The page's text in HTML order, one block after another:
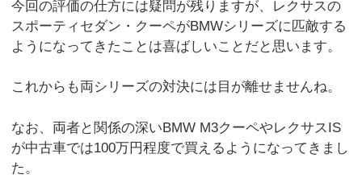
今回の評価の仕方には疑問が残りますが、レクサスの
スポーティセダン・クーペがBMWシリーズに匹敵する
ようになってきたことは喜ばしいことだと思います。
これからも両シリーズの対決には目が離せませんね。
なお、両者と関係の深いBMW M3クーペやレクサスIS
が中古車では100万円程度で買えるようになってきまし
た。